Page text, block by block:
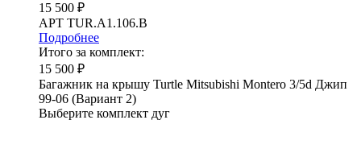
15 500 ₽
АРТ TUR.A1.106.B
Подробнее
Итого за комплект:
15 500 ₽
Багажник на крышу Turtle Mitsubishi Montero 3/5d Джип
99-06 (Вариант 2)
Выберите комплект дуг